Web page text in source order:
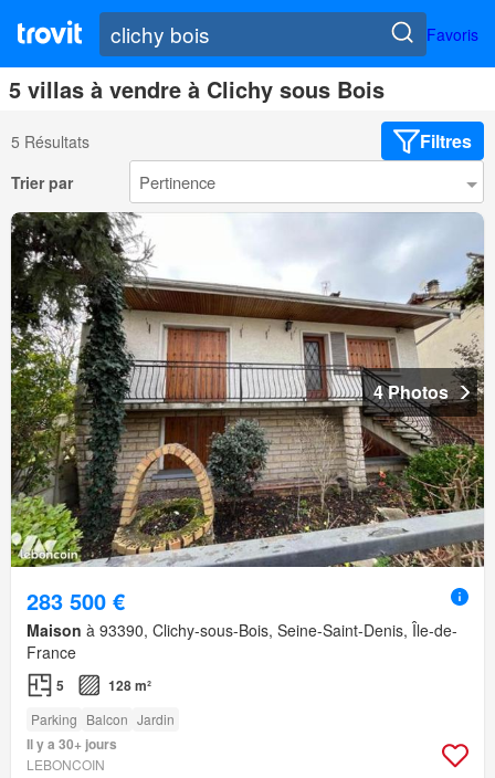
Favoris
5 villas à vendre à Clichy sous Bois
5 Résultats Filtres
Trier par
4 Photos
283 500 €
Maison à 93390, Clichy-sous-Bois, Seine-Saint-Denis, Île-de-
France
5 128 m²
Parking Balcon Jardin
Il y a 30+ jours
LEBONCOIN